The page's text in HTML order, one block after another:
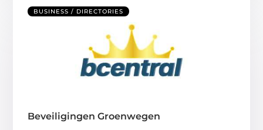
BUSINESS / DIRECTORIES
Beveiligingen Groenwegen